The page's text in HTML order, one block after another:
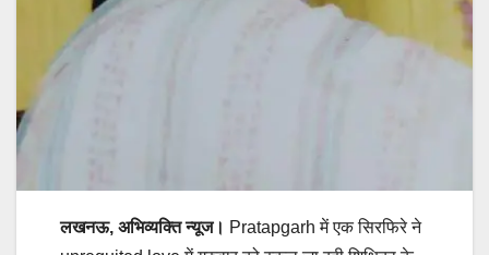
लखनऊ, अभिव्यक्ति न्यूज। Pratapgarh में एक सिरफिरे ने